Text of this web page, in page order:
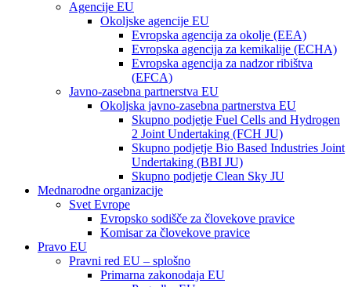
Agencije EU
Okoljske agencije EU
Evropska agencija za okolje (EEA)
Evropska agencija za kemikalije (ECHA)
Evropska agencija za nadzor ribištva
(EFCA)
Javno-zasebna partnerstva EU
Okoljska javno-zasebna partnerstva EU
Skupno podjetje Fuel Cells and Hydrogen
2 Joint Undertaking (FCH JU)
Skupno podjetje Bio Based Industries Joint
Undertaking (BBI JU)
Skupno podjetje Clean Sky JU
Mednarodne organizacije
Svet Evrope
Evropsko sodišče za človekove pravice
Komisar za človekove pravice
Pravo EU
Pravni red EU – splošno
Primarna zakonodaja EU